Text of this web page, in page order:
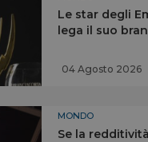
Le star degli
lega il suo
04 Agosto 2026
MONDO
Se la